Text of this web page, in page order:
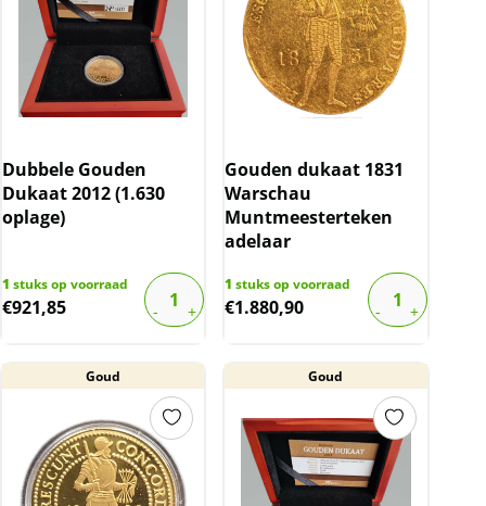
Dubbele Gouden
Dukaat 2012 (1.630
oplage)
1 stuks op voorraad
€921,85
Gouden dukaat 1831
Warschau
Muntmeesterteken
adelaar
1 stuks op voorraad
€1.880,90
Goud Goud